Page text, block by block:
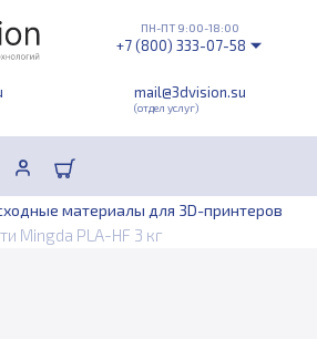
mail@3dvision.su
(отдел услуг)
ПН-ПТ 9:00-18:00
+7 (800) 333-07-58
материалы для 3D-принтеров
Mingda PLA-HF 3 кг